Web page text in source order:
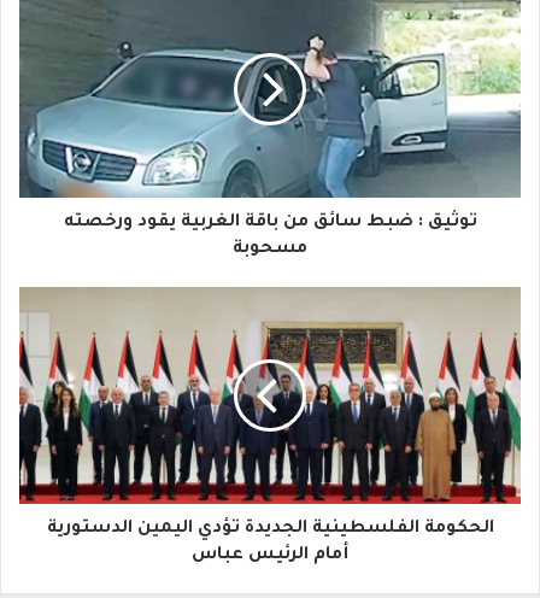
ر
ي
د
ك
ا
إ
ل
ك
ت
ر
و
توثيق : ضبط سائق من باقة الغربية يقود ورخصته
مسحوبة
الحكومة الفلسطينية الجديدة تؤدي اليمين الدستورية
أمام الرئيس عباس